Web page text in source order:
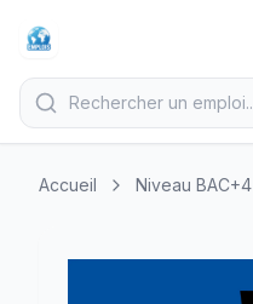
Accueil Niveau BAC+4